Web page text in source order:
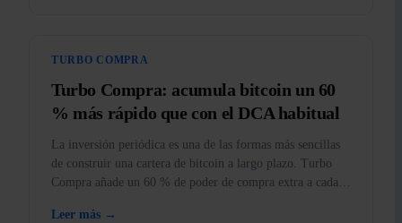
TURBO COMPRA
Turbo Compra: acumula bitcoin un 60
% más rápido que con el DCA habitual
La inversión periódica es una de las formas más sencillas
de construir una cartera de bitcoin a largo plazo. Turbo
Compra añade un 60 % de poder de compra extra a cada
Leer más →